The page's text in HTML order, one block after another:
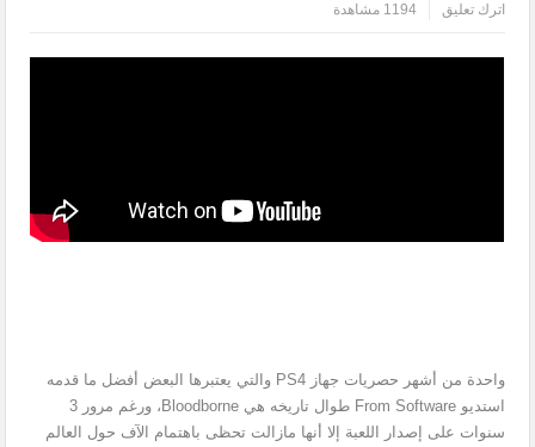
اترك تعليق
1194 مشاهدة
واحدة من أشهر حصريات جهاز PS4 والتي يعتبرها البعض أفضل ما قدمه
استديو From Software طوال تاريخه هي Bloodborne، ورغم مرور 3
سنوات على إصدار اللعبة إلا أنها مازالت تحظى باهتمام الآف حول العالم